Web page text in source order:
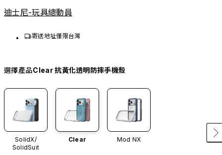
迪士尼-玩具總動員
寄送地址僅限台灣
選擇產品Clear 抗黃化透明防摔手機殼
SolidX/
SolidSuit
Clear Mod NX